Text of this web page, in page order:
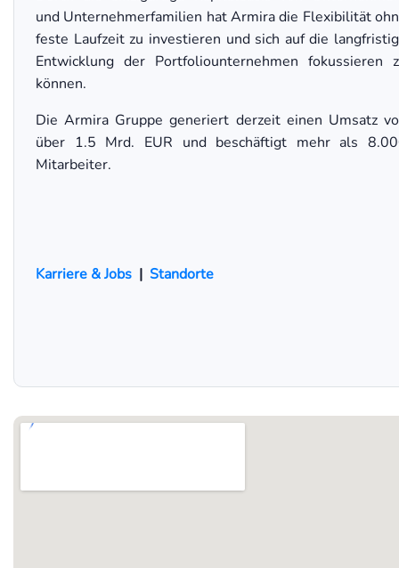
und Unternehmerfamilien hat Armira die Flexibilität
feste Laufzeit zu investieren und sich auf die
Entwicklung der Portfoliounternehmen fokussieren
können.
Die Armira Gruppe generiert derzeit einen Umsatz
über 1.5 Mrd. EUR und beschäftigt mehr als
Mitarbeiter.
Karriere & Jobs | Standorte